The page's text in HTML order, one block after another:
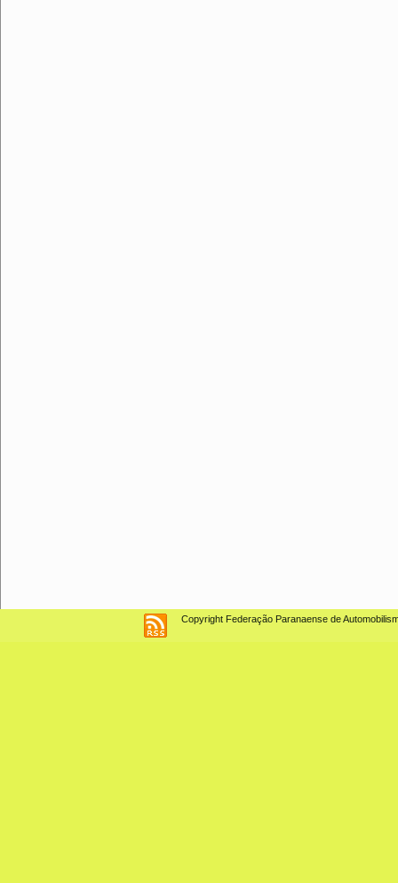
Copyright Federação Paranaense de